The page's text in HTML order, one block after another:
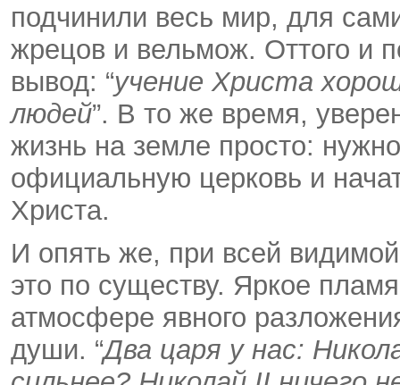
подчинили весь мир, для
жрецов и вельмож. Оттого и
вывод: “учение Христа
людей”. В то же время,
жизнь на земле просто:
официальную церковь и
Христа.
И опять же, при всей
это по существу. Яркое
атмосфере явного
души. “Два царя у нас: